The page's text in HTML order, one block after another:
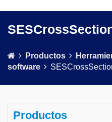
Productos
software
Productos